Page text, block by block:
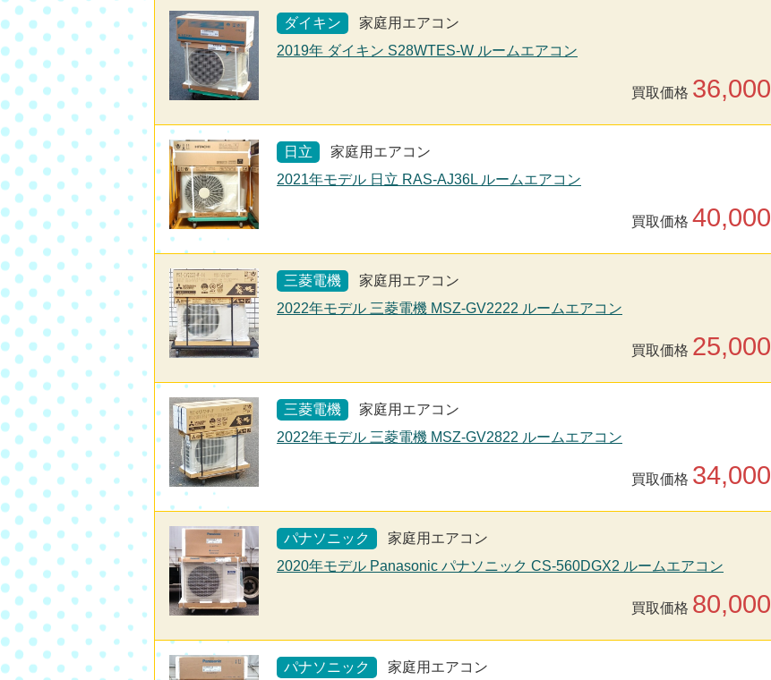
ダイキン
家庭用エアコン
2019年 ダイキン S28WTES-W ルームエアコン
買取価格 36,000
日立
家庭用エアコン
2021年モデル 日立 RAS-AJ36L ルームエアコン
買取価格 40,000
三菱電機
家庭用エアコン
2022年モデル 三菱電機 MSZ-GV2222 ルームエアコン
買取価格 25,000
三菱電機
家庭用エアコン
2022年モデル 三菱電機 MSZ-GV2822 ルームエアコン
買取価格 34,000
パナソニック
家庭用エアコン
2020年モデル Panasonic パナソニック CS-560DGX2 ルームエアコン
買取価格 80,000
パナソニック
家庭用エアコン